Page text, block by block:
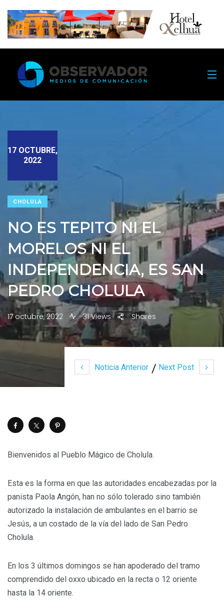
Noticia Anterior Next Post
17 OCTUBRE,
2022
CHOLULA
NO ES TEPITO NI EL
MORELOS NI EL
INDEPENDENCIA, ES SAN
PEDRO CHOLULA
17 octubre, 2022 31 Views Shares
Bienvenidos al Pueblo Mágico de Cholula.
Esta es la forma en que las autoridades encabezadas por la
panista Paola Angón, han no sólo tolerado sino también
autorizado la instalación de ambulantes en el barrio se
Jesús, a un costado de la vía del lado de San Pedro
Cholula.
En los 3 últimos domingos se han apoderado del tramo
comprendido del oxxo ubicado en la recta o 12 oriente
hasta la 14 oriente.